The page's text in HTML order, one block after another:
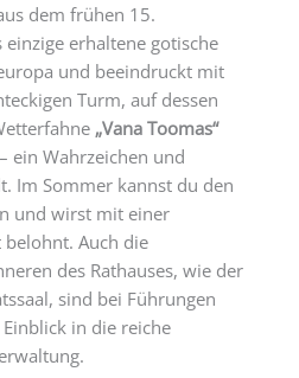
dem frühen 15.
einzige erhaltene gotische
und beeindruckt mit
Turm, auf dessen
„Vana Toomas“
ein Wahrzeichen und
Im Sommer kannst du den
und wirst mit einer
belohnt. Auch die
des Rathauses, wie der
sind bei Führungen
in die reiche